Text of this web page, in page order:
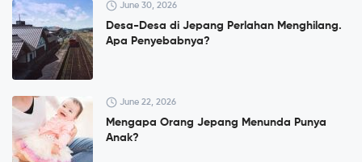
June 30, 2026
Desa-Desa di Jepang Perlahan Menghilang.
Apa Penyebabnya?
June 22, 2026
Mengapa Orang Jepang Menunda Punya
Anak?